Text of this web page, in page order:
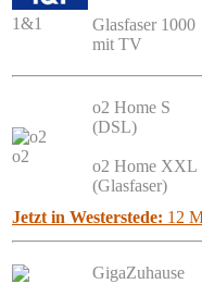
1&1
Glasfaser 1000
mit TV
o2
o2 Home S
(DSL)
o2 Home XXL
(Glasfaser)
Jetzt in Westerstede: 12
GigaZuhause